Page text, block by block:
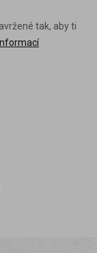
tak, aby ti